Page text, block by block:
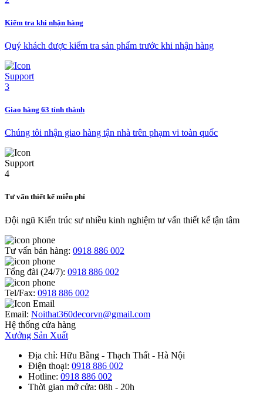
Kiểm tra khi nhận hàng
Quý khách được kiểm tra sản phẩm trước khi nhận hàng
Giao hàng 63 tỉnh thành
Chúng tôi nhận giao hàng tận nhà trên phạm vi toàn quốc
Tư vấn thiết kế miễn phí
Đội ngũ Kiến trúc sư nhiều kinh nghiệm tư vấn thiết kế tận tâm
Tư vấn bán hàng: 0918 886 002
Tổng đài (24/7): 0918 886 002
Tel/Fax: 0918 886 002
Email: Noithat360decorvn@gmail.com
Hệ thống cửa hàng
Xưởng Sản Xuất
Địa chỉ: Hữu Bằng - Thạch Thất - Hà Nội
Điện thoại: 0918 886 002
Hotline: 0918 886 002
Thời gian mở cửa: 08h - 20h